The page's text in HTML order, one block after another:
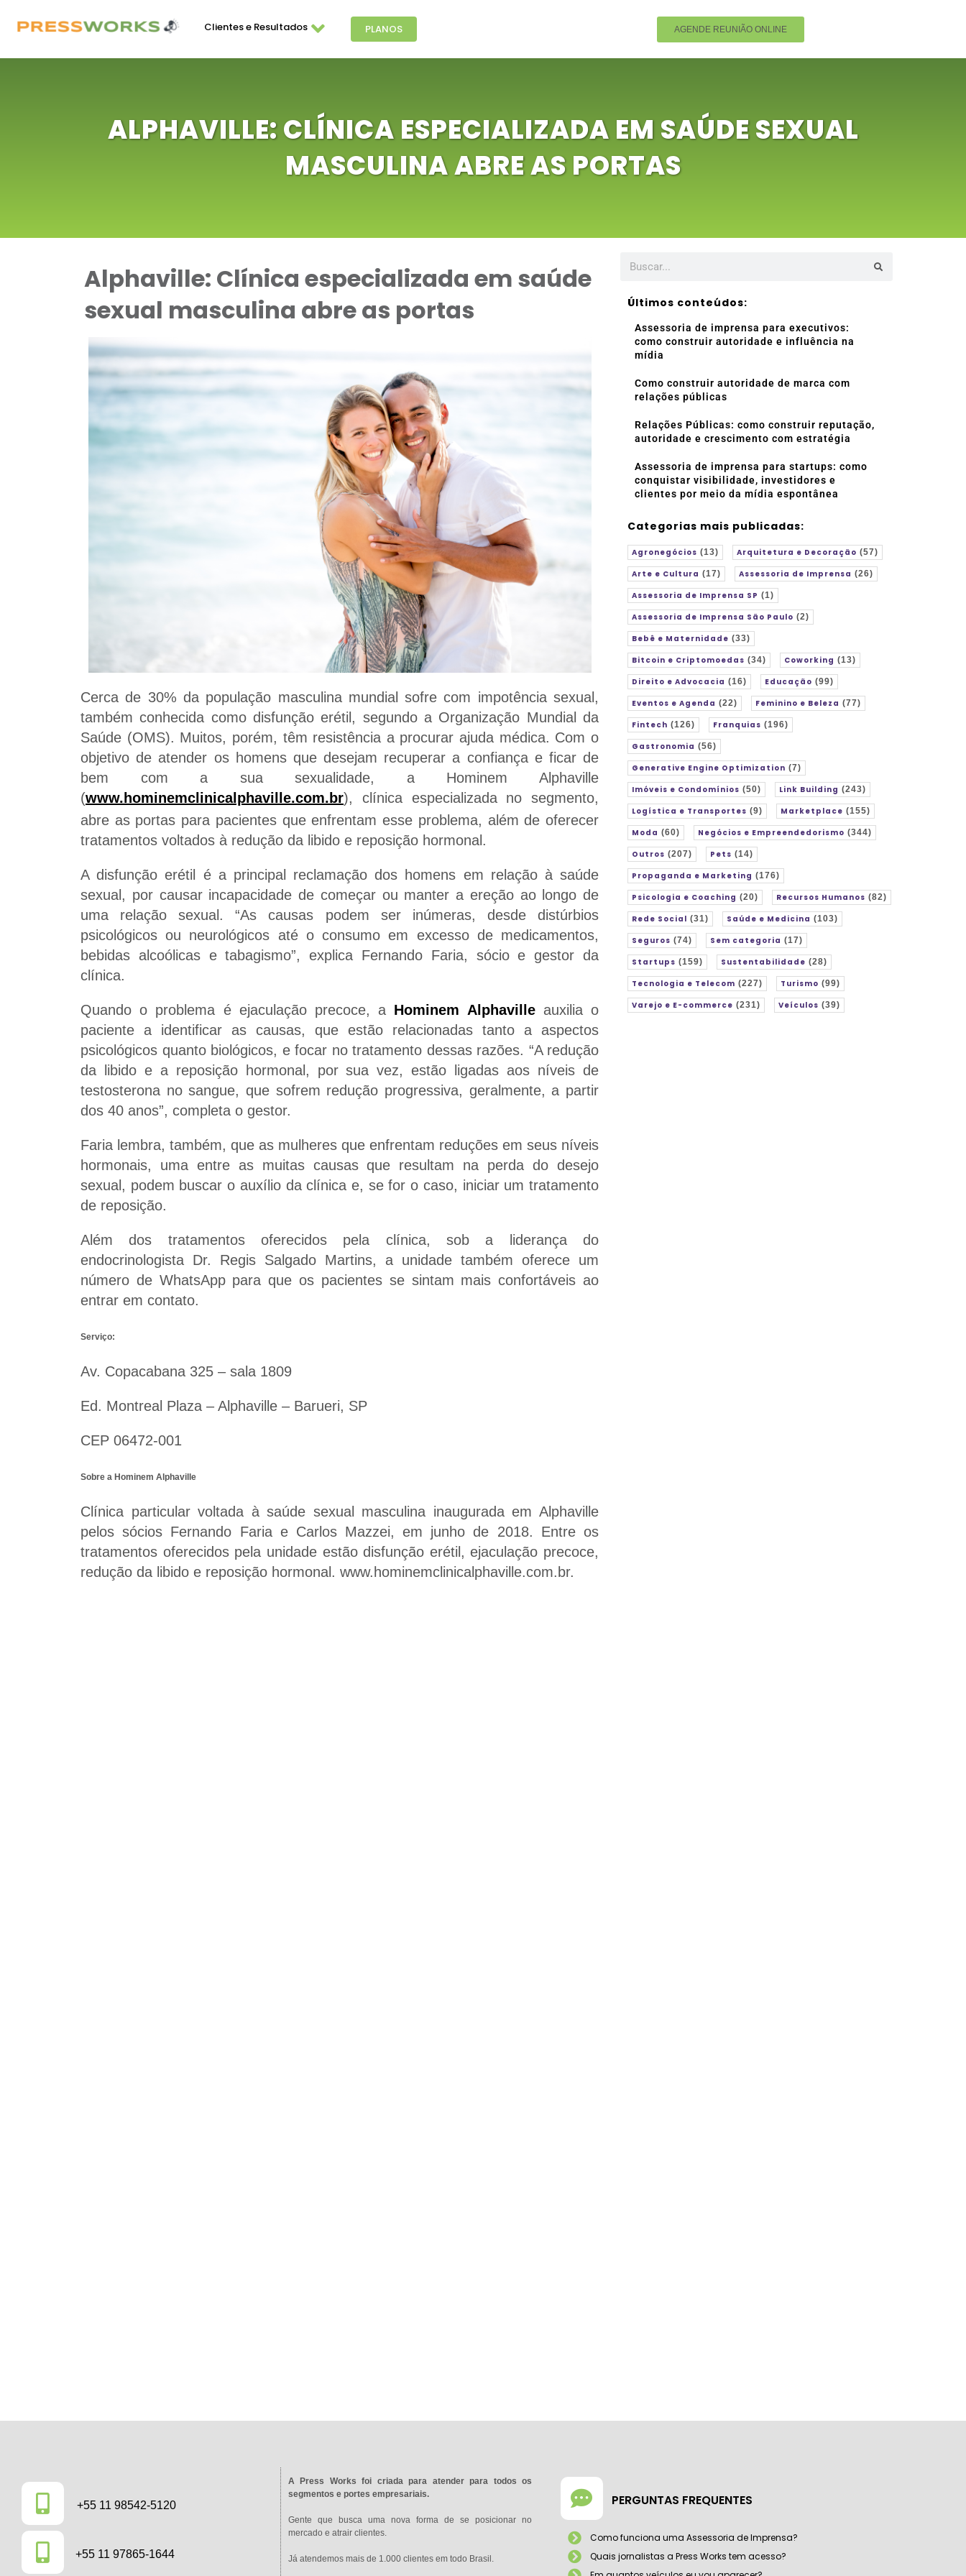
Clientes e Resultados PLANOS AGENDE REUNIÃO ONLINE
ALPHAVILLE: CLÍNICA ESPECIALIZADA EM SAÚDE SEXUAL
MASCULINA ABRE AS PORTAS
Alphaville: Clínica especializada em saúde
sexual masculina abre as portas
Cerca de 30% da população masculina mundial sofre com impotência sexual,
também conhecida como disfunção erétil, segundo a Organização Mundial da
Saúde (OMS). Muitos, porém, têm resistência a procurar ajuda médica. Com o
objetivo de atender os homens que desejam recuperar a confiança e ficar de
bem com a sua sexualidade, a Hominem Alphaville
(www.hominemclinicalphaville.com.br), clínica especializada no segmento,
abre as portas para pacientes que enfrentam esse problema, além de oferecer
tratamentos voltados à redução da libido e reposição hormonal.
A disfunção erétil é a principal reclamação dos homens em relação à saúde
sexual, por causar incapacidade de começar ou manter a ereção ao longo de
uma relação sexual. “As causas podem ser inúmeras, desde distúrbios
psicológicos ou neurológicos até o consumo em excesso de medicamentos,
bebidas alcoólicas e tabagismo”, explica Fernando Faria, sócio e gestor da
clínica.
Quando o problema é ejaculação precoce, a Hominem Alphavilleauxilia o
paciente a identificar as causas, que estão relacionadas tanto a aspectos
psicológicos quanto biológicos, e focar no tratamento dessas razões. “A redução
da libido e a reposição hormonal, por sua vez, estão ligadas aos níveis de
testosterona no sangue, que sofrem redução progressiva, geralmente, a partir
dos 40 anos”, completa o gestor.
Faria lembra, também, que as mulheres que enfrentam reduções em seus níveis
hormonais, uma entre as muitas causas que resultam na perda do desejo
sexual, podem buscar o auxílio da clínica e, se for o caso, iniciar um tratamento
de reposição.
Além dos tratamentos oferecidos pela clínica, sob a liderança do
endocrinologista Dr. Regis Salgado Martins, a unidade também oferece um
número de WhatsApp para que os pacientes se sintam mais confortáveis ao
entrar em contato.
Serviço:
Av. Copacabana 325 – sala 1809
Ed. Montreal Plaza – Alphaville – Barueri, SP
CEP 06472-001
Sobre a Hominem Alphaville
Clínica particular voltada à saúde sexual masculina inaugurada em Alphaville
pelos sócios Fernando Faria e Carlos Mazzei, em junho de 2018. Entre os
tratamentos oferecidos pela unidade estão disfunção erétil, ejaculação precoce,
redução da libido e reposição hormonal. www.hominemclinicalphaville.com.br.
Últimos conteúdos:
Assessoria de imprensa para executivos:
como construir autoridade e influência na
mídia
Como construir autoridade de marca com
relações públicas
Relações Públicas: como construir reputação,
autoridade e crescimento com estratégia
Assessoria de imprensa para startups: como
conquistar visibilidade, investidores e
clientes por meio da mídia espontânea
Categorias mais publicadas:
Agronegócios (13) Arquitetura e Decoração (57)
Arte e Cultura (17) Assessoria de Imprensa (26)
Assessoria de Imprensa SP (1)
Assessoria de Imprensa São Paulo (2)
Bebê e Maternidade (33)
Bitcoin e Criptomoedas (34) Coworking (13)
Direito e Advocacia (16) Educação (99)
Eventos e Agenda (22) Feminino e Beleza (77)
Fintech (126) Franquias (196)
Gastronomia (56)
Generative Engine Optimization (7)
Imóveis e Condomínios (50) Link Building (243)
Logística e Transportes (9) Marketplace (155)
Moda (60) Negócios e Empreendedorismo (344)
Outros (207) Pets (14)
Propaganda e Marketing (176)
Psicologia e Coaching (20) Recursos Humanos (82)
Rede Social (31) Saúde e Medicina (103)
Seguros (74) Sem categoria (17)
Startups (159) Sustentabilidade (28)
Tecnologia e Telecom (227) Turismo (99)
Varejo e E-commerce (231) Veículos (39)
+55 11 98542-5120
+55 11 97865-1644
A Press Works foi criada para atender para todos os
segmentos e portes empresariais.
Gente que busca uma nova forma de se posicionar no
mercado e atrair clientes.
Já atendemos mais de 1.000 clientes em todo Brasil.
PERGUNTAS FREQUENTES
Como funciona uma Assessoria de Imprensa?
Quais jornalistas a Press Works tem acesso?